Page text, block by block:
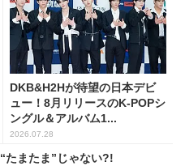
DKB&H2Hが待望の日本デビ
ュー！8月リリースのK-POPシ
ングル＆アルバム1...
2026.07.28
たまたま”じゃない?!